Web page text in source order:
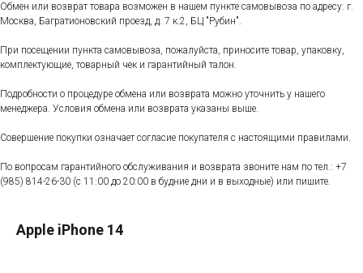
Обмен или возврат товара возможен в нашем пункте самовывоза по адресу: г.
Москва, Багратионовский проезд, д. 7 к.2, БЦ "Рубин".
При посещении пункта самовывоза, пожалуйста, приносите товар, упаковку,
комплектующие, товарный чек и гарантийный талон.
Подробности о процедуре обмена или возврата можно уточнить у нашего
менеджера. Условия обмена или возврата указаны выше.
Совершение покупки означает согласие покупателя с настоящими правилами.
По вопросам гарантийного обслуживания и возврата звоните нам по тел.: +7
(985) 814-26-30 (с 11:00 до 20:00 в будние дни и в выходные) или пишите.
Apple iPhone 14